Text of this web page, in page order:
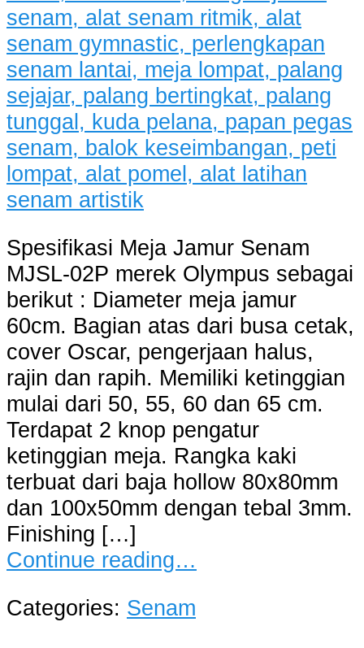
Spesifikasi Meja Jamur Senam
MJSL-02P merek Olympus sebagai
berikut : Diameter meja jamur
60cm. Bagian atas dari busa cetak,
cover Oscar, pengerjaan halus,
rajin dan rapih. Memiliki ketinggian
mulai dari 50, 55, 60 dan 65 cm.
Terdapat 2 knop pengatur
ketinggian meja. Rangka kaki
terbuat dari baja hollow 80x80mm
dan 100x50mm dengan tebal 3mm.
Finishing […]
Continue reading…
Categories: Senam